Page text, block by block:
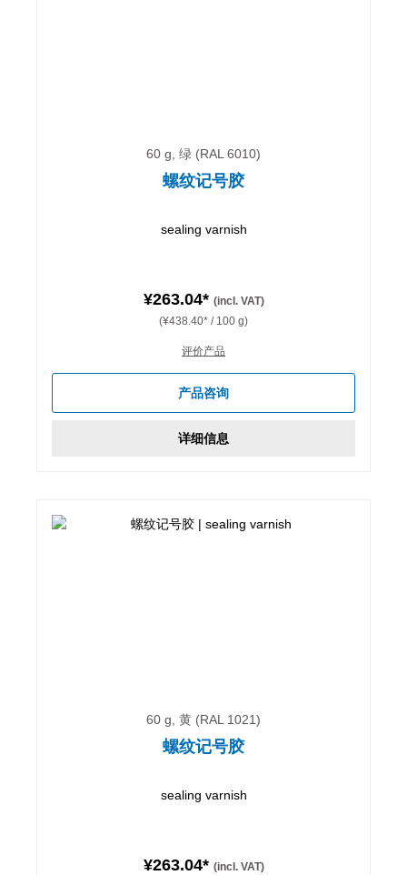
60 g, 绿 (RAL 6010)
螺纹记号胶
sealing varnish
¥263.04* (incl. VAT)
(¥438.40* / 100 g)
评价产品
产品咨询
详细信息
60 g, 黄 (RAL 1021)
螺纹记号胶
sealing varnish
¥263.04* (incl. VAT)